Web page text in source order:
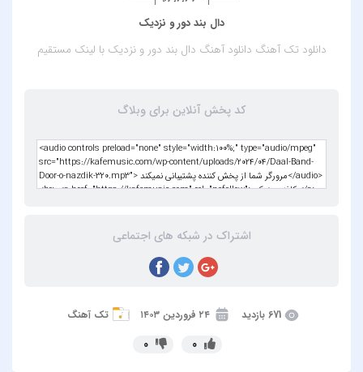
دال بند دور و نزدیک
دانلود تک آهنگدانلود آهنگ دال بند دور و نزدیکبا لینک مستقیم
کد پخش آنلاین برای وبلاگ
اشتراک در شبکه های اجتماعی
671 بازدید ۲۴ فروردین ۱۴۰۳ تک آهنگ